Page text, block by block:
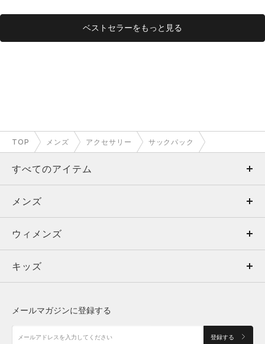
ベストセラーをもっと見る
TOP メンズ アクセサリー サックパック
すべてのアイテム
メンズ
ウィメンズ
キッズ
アクセサリー
メンズ
トップス
ボトムス
アクセサリー
ウィメンズ
トップス
シューズ
キッズ
メールマガジンに登録する
登録する